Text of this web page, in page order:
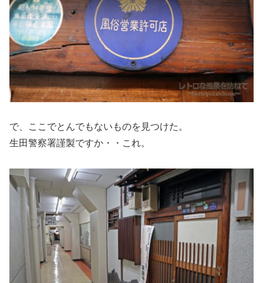
で、ここでとんでもないものを見つけた。
生田警察署謹製ですか・・これ。